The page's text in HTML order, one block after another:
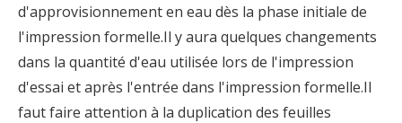
d'approvisionnement en eau dès la phase initiale de
l'impression formelle.Il y aura quelques changements
dans la quantité d'eau utilisée lors de l'impression
d'essai et après l'entrée dans l'impression formelle.Il
faut faire attention à la duplication des feuilles